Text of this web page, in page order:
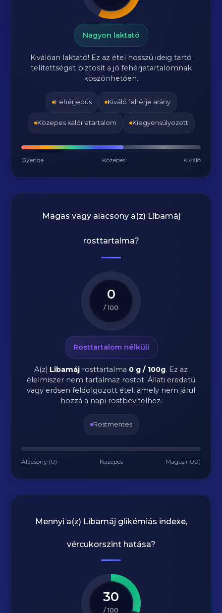
Nagyon laktató
Kiválóan laktató! Ez az étel hosszú ideig tartó
telítettséget biztosít a jó fehérjetartalomnak
köszönhetően.
Fehérjedús Kiváló fehérje arány
Közepes kalóriatartalom Kiegyensúlyozott
Gyenge Közepes Kiváló
Magas vagy alacsony a(z) Libamáj
rosttartalma?
0
/ 100
Rosttartalom nélküli
A(z) Libamáj rosttartalma 0 g / 100g. Ez az
élelmiszer nem tartalmaz rostot. Állati eredetű
vagy erősen feldolgozott étel, amely nem járul
hozzá a napi rostbevitelhez.
Rostmentes
Alacsony (0) Közepes Magas (100)
Mennyi a(z) Libamáj glikémiás indexe,
vércukorszint hatása?
30
/ 100